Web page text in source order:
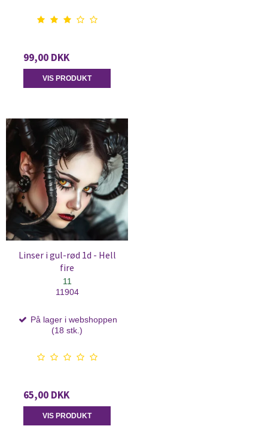
99,00 DKK
VIS PRODUKT
Linser i gul-rød 1d - Hell
fire
11
11904
På lager i webshoppen
(18 stk.)
65,00 DKK
VIS PRODUKT